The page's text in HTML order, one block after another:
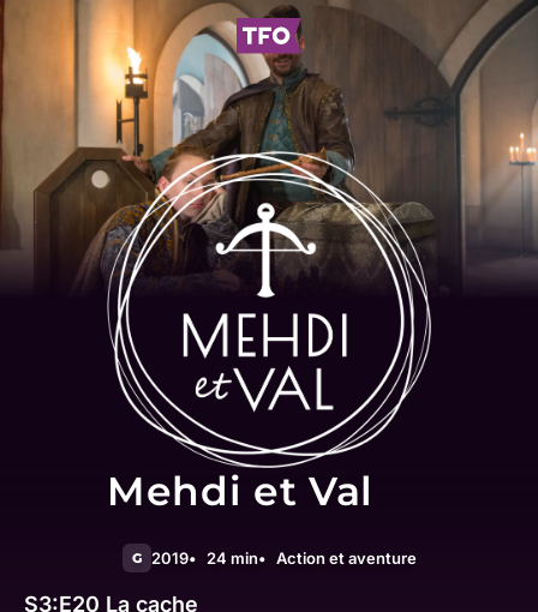
Mehdi et Val
G 2019 24 min Action et aventure
S3:E20 La cache